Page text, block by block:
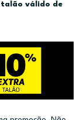
talão válido de